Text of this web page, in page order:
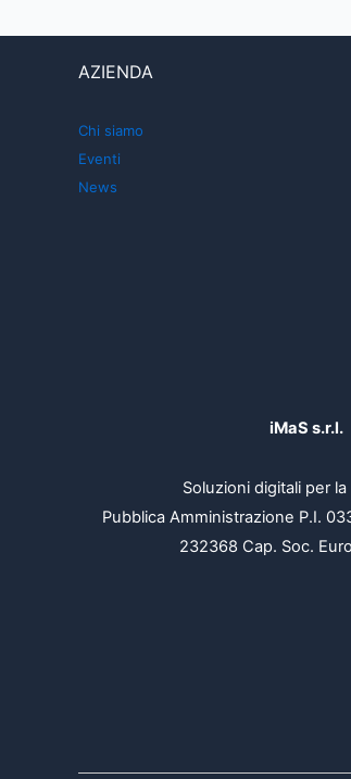
AZIENDA
Chi siamo
Eventi
News
iMaS s.r.l.
Soluzioni digitali per
Pubblica Amministrazione P.I.
232368 Cap. Soc.